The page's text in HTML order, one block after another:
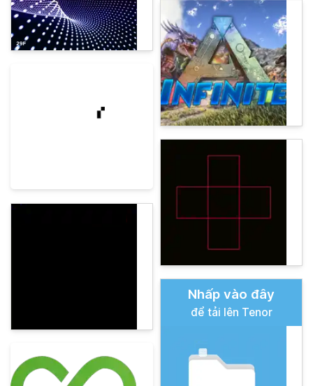
Nhấp vào đây
để tải lên Tenor